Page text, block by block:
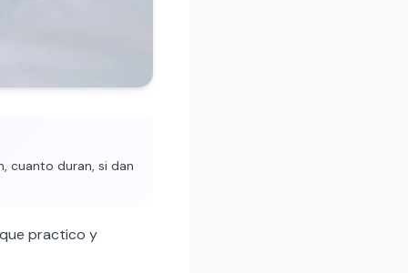
cuanto duran, si dan
practico y